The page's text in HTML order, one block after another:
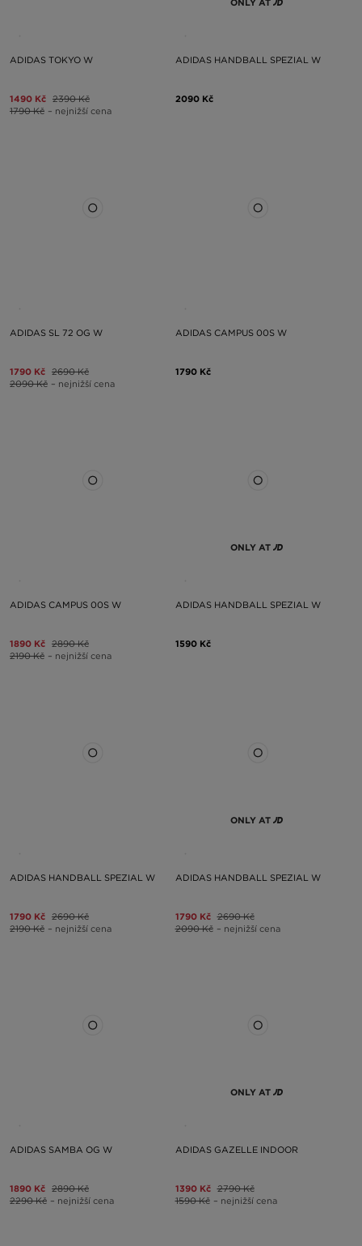
ADIDAS TOKYO W
1490 Kč 2390 Kč
1790 Kč – nejnižší cena
ONLY AT
ADIDAS HANDBALL SPEZIAL W
2090 Kč
ADIDAS SL 72 OG W
1790 Kč 2690 Kč
2090 Kč – nejnižší cena
ADIDAS CAMPUS 00S W
1790 Kč
ADIDAS CAMPUS 00S W
1890 Kč 2890 Kč
2190 Kč – nejnižší cena
ONLY AT
ADIDAS HANDBALL SPEZIAL W
1590 Kč
ADIDAS HANDBALL SPEZIAL W
1790 Kč 2690 Kč
2190 Kč – nejnižší cena
ONLY AT
ADIDAS HANDBALL SPEZIAL W
1790 Kč 2690 Kč
2090 Kč – nejnižší cena
ADIDAS SAMBA OG W
1890 Kč 2890 Kč
2290 Kč – nejnižší cena
ONLY AT
ADIDAS GAZELLE INDOOR
1390 Kč 2790 Kč
1590 Kč – nejnižší cena